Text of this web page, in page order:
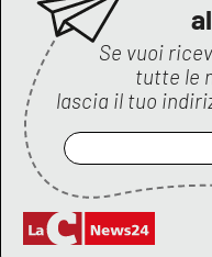
Se vuoi
tutte le
lascia il tuo